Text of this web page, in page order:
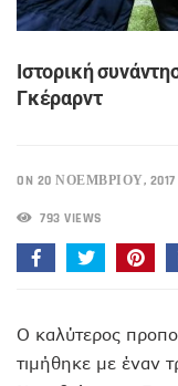
Ιστορική
Γκέραρντ
ON 20 ΝΟΕΜΒΡΊΟΥ, 2017
793 VIEWS
O καλύτερος
τιμήθηκε με έναν